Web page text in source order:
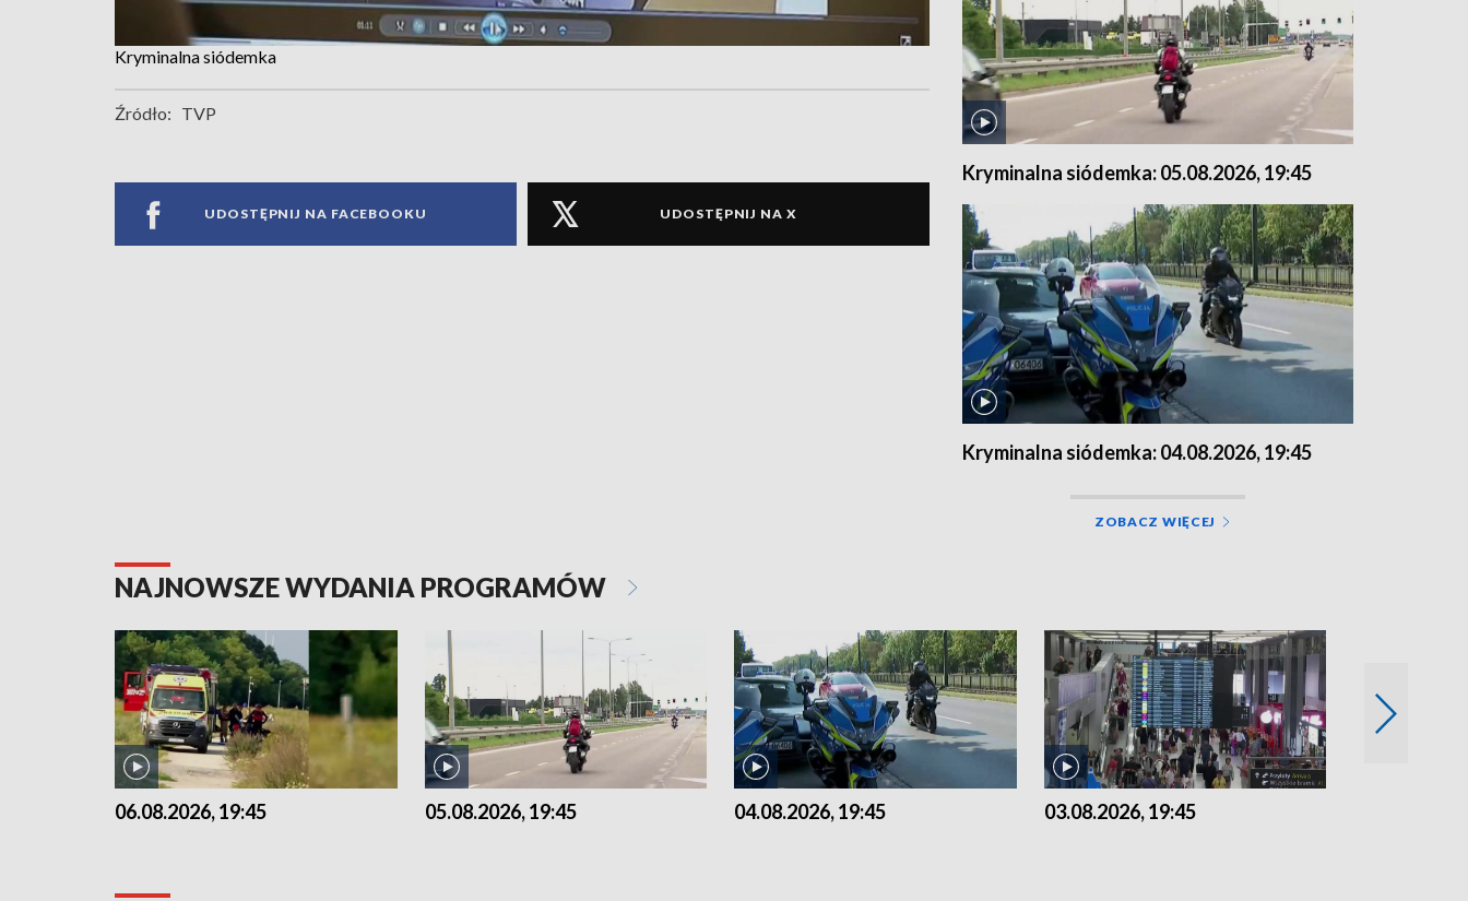
Kryminalna siódemka
Źródło: TVP
UDOSTĘPNIJ NA FACEBOOKU UDOSTĘPNIJ NA X
Kryminalna siódemka: 05.08.2026, 19:45
Kryminalna siódemka: 04.08.2026, 19:45
ZOBACZ WIĘCEJ
NAJNOWSZE WYDANIA PROGRAMÓW
06.08.2026, 19:45 05.08.2026, 19:45 04.08.2026, 19:45 03.08.2026, 19:45